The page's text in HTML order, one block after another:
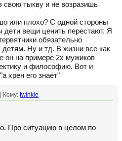
свою тыкву и не возразишь
или плохо? С одной стороны
дети вещи ценить перестают. Я
обязательно
детям. Ну и тд. В жизни все как
он на примере 2х мужиков
и философию. Вот и
хрен его знает"
Кому: twinkle
Про ситуацию в целом по